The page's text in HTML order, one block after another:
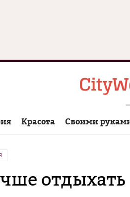
Красота Своими